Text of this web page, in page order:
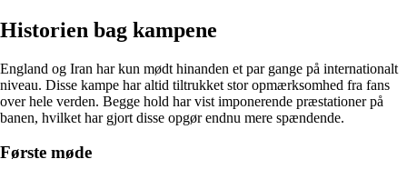
Historien bag kampene
England og Iran har kun mødt hinanden et par gange på internationalt
niveau. Disse kampe har altid tiltrukket stor opmærksomhed fra fans
over hele verden. Begge hold har vist imponerende præstationer på
banen, hvilket har gjort disse opgør endnu mere spændende.
Første møde